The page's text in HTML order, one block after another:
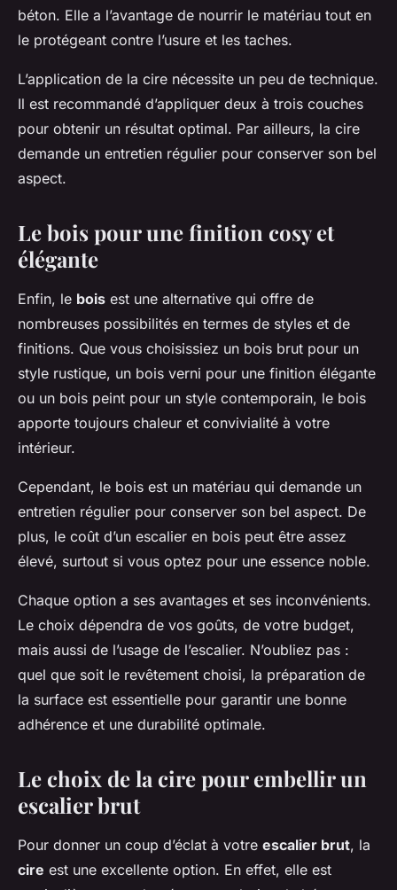
béton. Elle a l’avantage de nourrir le matériau tout en
le protégeant contre l’usure et les taches.
L’application de la cire nécessite un peu de technique.
Il est recommandé d’appliquer deux à trois couches
pour obtenir un résultat optimal. Par ailleurs, la cire
demande un entretien régulier pour conserver son bel
aspect.
Le bois pour une finition cosy et
élégante
Enfin, le bois est une alternative qui offre de
nombreuses possibilités en termes de styles et de
finitions. Que vous choisissiez un bois brut pour un
style rustique, un bois verni pour une finition élégante
ou un bois peint pour un style contemporain, le bois
apporte toujours chaleur et convivialité à votre
intérieur.
Cependant, le bois est un matériau qui demande un
entretien régulier pour conserver son bel aspect. De
plus, le coût d’un escalier en bois peut être assez
élevé, surtout si vous optez pour une essence noble.
Chaque option a ses avantages et ses inconvénients.
Le choix dépendra de vos goûts, de votre budget,
mais aussi de l’usage de l’escalier. N’oubliez pas :
quel que soit le revêtement choisi, la préparation de
la surface est essentielle pour garantir une bonne
adhérence et une durabilité optimale.
Le choix de la cire pour embellir un
escalier brut
Pour donner un coup d’éclat à votre escalier brut, la
cire est une excellente option. En effet, elle est